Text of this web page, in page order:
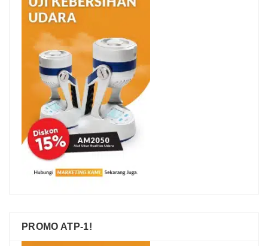
PROMO ATP-1!